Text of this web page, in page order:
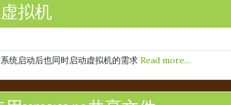
拟机
统启动后也同时启动虚拟机的需求 Read more…